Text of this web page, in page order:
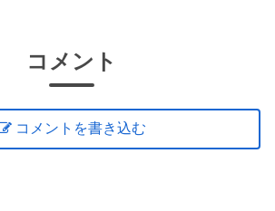
コメント
コメントを書き込む